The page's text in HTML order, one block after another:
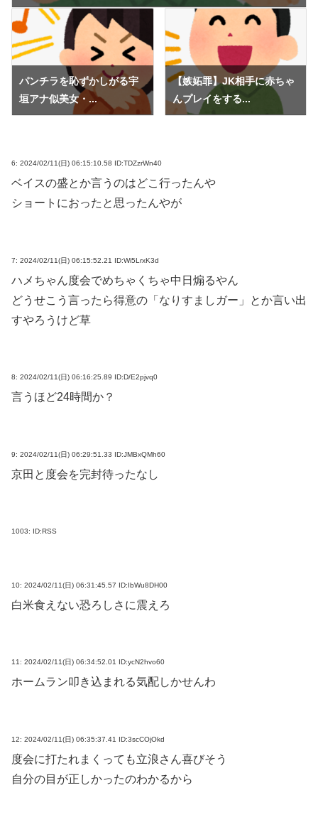
パンチラを恥ずかしがる宇
垣アナ似美女・...
【嫉妬罪】JK相手に赤ちゃ
んプレイをする...
6: 2024/02/11(日) 06:15:10.58 ID:TDZzrWn40
ベイスの盛とか言うのはどこ行ったんや
ショートにおったと思ったんやが
7: 2024/02/11(日) 06:15:52.21 ID:Wi5LrxK3d
ハメちゃん度会でめちゃくちゃ中日煽るやん
どうせこう言ったら得意の「なりすましガー」とか言い出
すやろうけど草
8: 2024/02/11(日) 06:16:25.89 ID:D/E2pjvq0
言うほど24時間か？
9: 2024/02/11(日) 06:29:51.33 ID:JMBxQMh60
京田と度会を完封待ったなし
1003: ID:RSS
10: 2024/02/11(日) 06:31:45.57 ID:IbWu8DH00
白米食えない恐ろしさに震えろ
11: 2024/02/11(日) 06:34:52.01 ID:ycN2hvo60
ホームラン叩き込まれる気配しかせんわ
12: 2024/02/11(日) 06:35:37.41 ID:3scCOjOkd
度会に打たれまくっても立浪さん喜びそう
自分の目が正しかったのわかるから